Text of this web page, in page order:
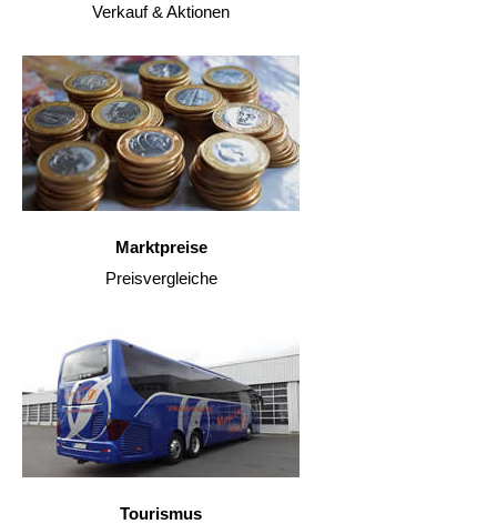
Verkauf & Aktionen
Marktpreise
Preisvergleiche
Tourismus